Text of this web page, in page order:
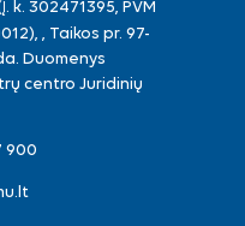
k. 302471395, PVM
, Taikos pr. 97-
Duomenys
centro Juridinių
900